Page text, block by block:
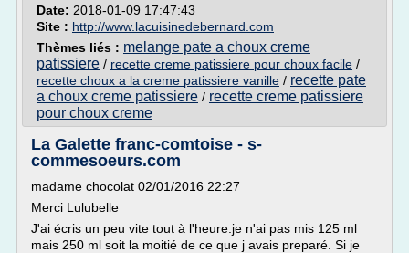
Date: 2018-01-09 17:47:43
Site : http://www.lacuisinedebernard.com
Thèmes liés : melange pate a choux creme
patissiere / recette creme patissiere pour choux facile /
recette choux a la creme patissiere vanille / recette pate
a choux creme patissiere / recette creme patissiere
pour choux creme
La Galette franc-comtoise - s-
commesoeurs.com
madame chocolat 02/01/2016 22:27
Merci Lulubelle
J'ai écris un peu vite tout à l'heure.je n'ai pas mis 125 ml
mais 250 ml soit la moitié de ce que j avais preparé. Si je